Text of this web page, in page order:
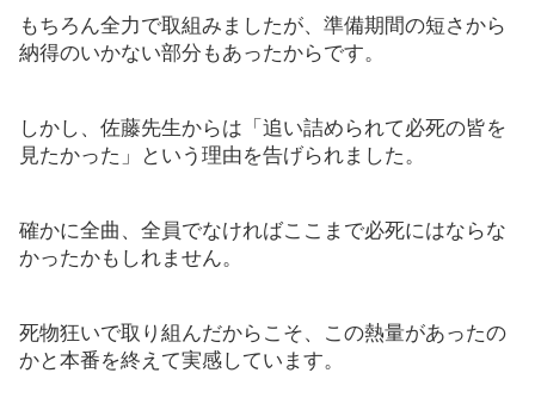
もちろん全力で取組みましたが、準備期間の短さから
納得のいかない部分もあったからです。
しかし、佐藤先生からは「追い詰められて必死の皆を
見たかった」という理由を告げられました。
確かに全曲、全員でなければここまで必死にはならな
かったかもしれません。
死物狂いで取り組んだからこそ、この熱量があったの
かと本番を終えて実感しています。